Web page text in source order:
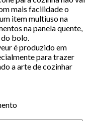
mais facilidade o
item multiuso na
na panela quente,
bolo.
é produzido em
para trazer
a arte de cozinhar